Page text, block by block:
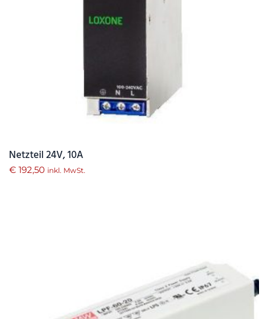
Netzteil 24V, 10A
€ 192,50 inkl. MwSt.